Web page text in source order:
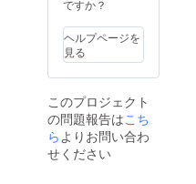
希望の
お名前
または
企業名
入くだ
さい。
・ケー
タリン
グサー
ですか？
ヘルプページを
見る
このプロジェクト
の問題報告はこち
らよりお問い合わ
せください